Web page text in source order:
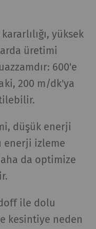
yüksek
üretimi
600'e
200 m/dk'ya
düşük enerji
enerji izleme
da optimize
ile dolu
kesintiye neden